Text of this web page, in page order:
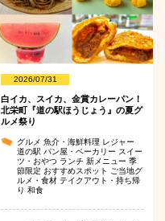
2026/07/31
白イカ、スイカ、金賞カレーパン！
北栄町『道の駅ほうじょう』の夏グ
ルメ祭り
グルメ魚介・海鮮料理 レジャー
道の駅 パン屋・ベーカリー スイー
ツ・おやつ ランチ新メニュー季
節限定 おすすめスポット
ご当地グ
ルメ・食材テイクアウト・持ち帰
り和食